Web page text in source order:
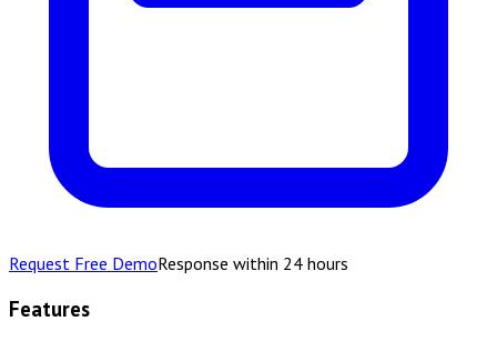
Request Free DemoResponse within 24 hours
Features